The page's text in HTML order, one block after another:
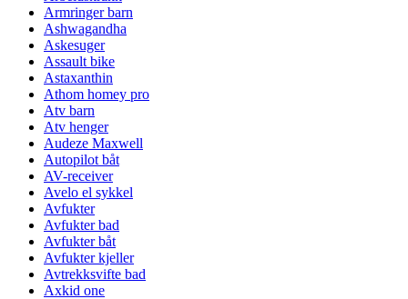
Armringer barn
Ashwagandha
Askesuger
Assault bike
Astaxanthin
Athom homey pro
Atv barn
Atv henger
Audeze Maxwell
Autopilot båt
AV-receiver
Avelo el sykkel
Avfukter
Avfukter bad
Avfukter båt
Avfukter kjeller
Avtrekksvifte bad
Axkid one